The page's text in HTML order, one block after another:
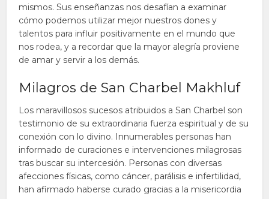
mismos. Sus enseñanzas nos desafían a examinar
cómo podemos utilizar mejor nuestros dones y
talentos para influir positivamente en el mundo que
nos rodea, y a recordar que la mayor alegría proviene
de amar y servir a los demás.
Milagros de San Charbel Makhluf
Los maravillosos sucesos atribuidos a San Charbel son
testimonio de su extraordinaria fuerza espiritual y de su
conexión con lo divino. Innumerables personas han
informado de curaciones e intervenciones milagrosas
tras buscar su intercesión. Personas con diversas
afecciones físicas, como cáncer, parálisis e infertilidad,
han afirmado haberse curado gracias a la misericordia